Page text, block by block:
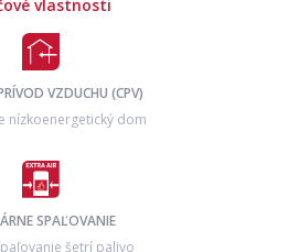
vlastnosti
VZDUCHU (CPV)
nízkoenergetický dom
SPAĽOVANIE
šetrí palivo